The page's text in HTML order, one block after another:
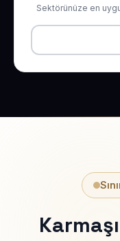
Sektörünüze en